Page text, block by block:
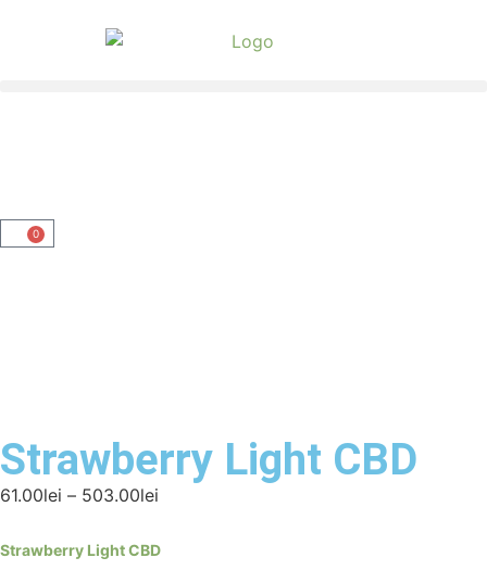
0
Strawberry Light CBD
61.00lei – 503.00lei
Strawberry Light CBD